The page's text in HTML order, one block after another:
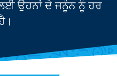
ਉਹਨਾਂ ਦੇ ਜਨੂੰਨ ਨੂੰ ਹਰ